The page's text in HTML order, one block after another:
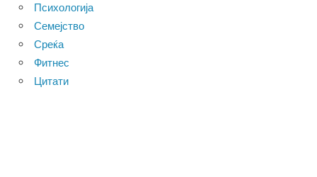
Психологија
Семејство
Среќа
Фитнес
Цитати